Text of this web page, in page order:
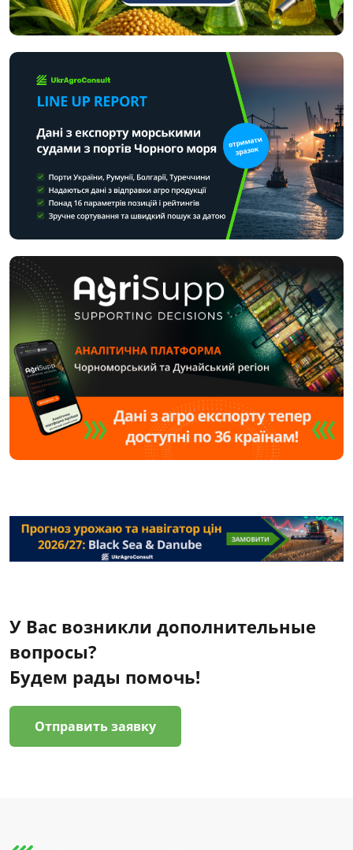
У Вас возникли дополнительные
вопросы?
Будем рады помочь!
Отправить заявку